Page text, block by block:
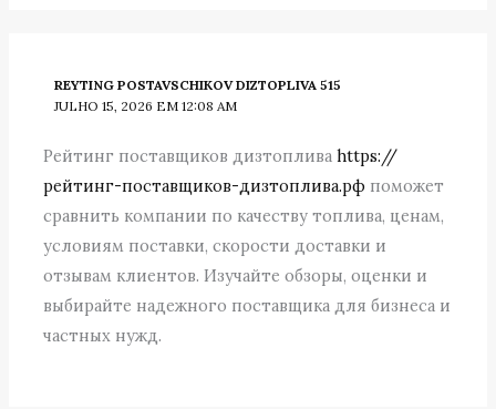
REYTING POSTAVSCHIKOV DIZTOPLIVA 515
JULHO 15, 2026 EM 12:08 AM
Рейтинг поставщиков дизтопливаhttps://
рейтинг-поставщиков-дизтоплива.рф поможет
сравнить компании по качеству топлива, ценам,
условиям поставки, скорости доставки и
отзывам клиентов. Изучайте обзоры, оценки и
выбирайте надежного поставщика для бизнеса и
частных нужд.